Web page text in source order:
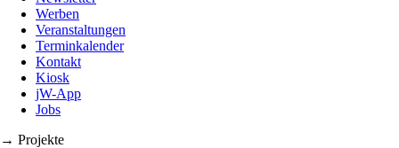
Werben
Veranstaltungen
Terminkalender
Kontakt
Kiosk
jW-App
Jobs
→ Projekte